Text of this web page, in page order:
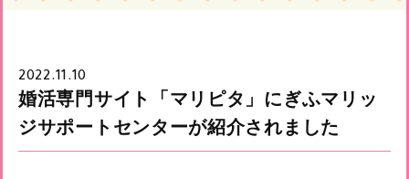
2022.11.10
婚活専門サイト「マリピタ」にぎふマリッ
ジサポートセンターが紹介されました